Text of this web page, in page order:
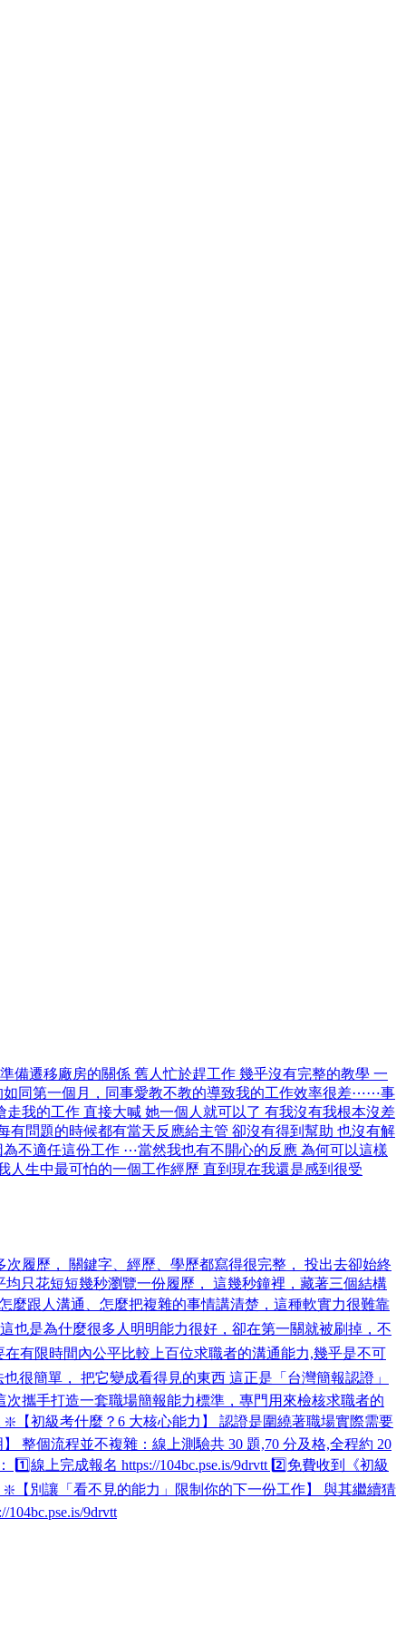
備遷移廠房的關係 舊人忙於趕工作 幾乎沒有完整的教學 一
如同第一個月，同事愛教不教的導致我的工作效率很差⋯⋯事
我的工作 直接大喊 她一個人就可以了 有我沒有我根本沒差
問題的時候都有當天反應給主管 卻沒有得到幫助 也沒有解
不適任這份工作 ⋯當然我也有不開心的反應 為何可以這樣
生中最可怕的一個工作經歷 直到現在我還是感到很受
履歷， 關鍵字、經歷、學歷都寫得很完整， 投出去卻始終
只花短短幾秒瀏覽一份履歷， 這幾秒鐘裡，藏著三個結構
麼跟人溝通、怎麼把複雜的事情講清楚，這種軟實力很難靠
也是為什麼很多人明明能力很好，卻在第一關就被刷掉，不
有限時間內公平比較上百位求職者的溝通能力,幾乎是不可
很簡單， 把它變成看得見的東西 這正是「台灣簡報認證」
攜手打造一套職場簡報能力標準，專門用來檢核求職者的
❇️【初級考什麼？6 大核心能力】 認證是圍繞著職場實際需要
整個流程並不複雜：線上測驗共 30 題,70 分及格,全程約 20
線上完成報名 https://104bc.pse.is/9drvtt 2️⃣免費收到《初級
【別讓「看不見的能力」限制你的下一份工作】 與其繼續猜
9drvtt